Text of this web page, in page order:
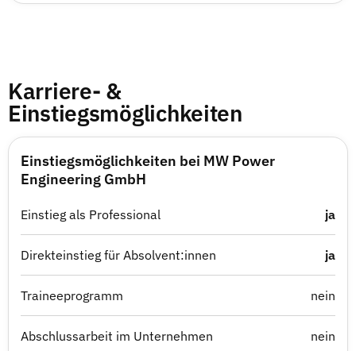
Karriere- &
Einstiegsmöglichkeiten
Einstiegsmöglichkeiten bei MW Power
Engineering GmbH
Einstieg als Professional ja
Direkteinstieg für Absolvent:innen ja
Traineeprogramm nein
Abschlussarbeit im Unternehmen nein